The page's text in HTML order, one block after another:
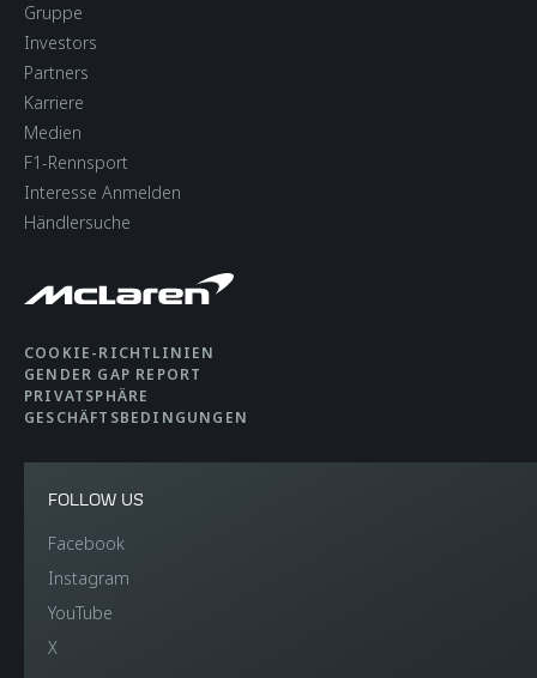
Gruppe
Investors
Partners
Karriere
Medien
F1-Rennsport
Interesse Anmelden
Händlersuche
COOKIE-RICHTLINIEN
GENDER GAP REPORT
PRIVATSPHÄRE
GESCHÄFTSBEDINGUNGEN
FOLLOW US
Facebook
Instagram
YouTube
X